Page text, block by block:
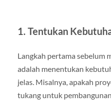
1. Tentukan
Langkah pertama sebelum
adalah menentukan
jelas. Misalnya, apakah
tukang untuk